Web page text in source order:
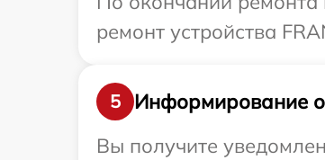
ремонт устройства
5
Информирование о
Вы получите